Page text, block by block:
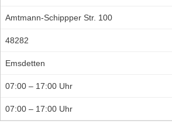
Amtmann-Schippper Str. 100
48282
Emsdetten
07:00 – 17:00 Uhr
07:00 – 17:00 Uhr